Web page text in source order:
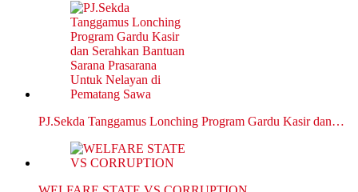
PJ.Sekda Tanggamus Lonching Program Gardu Kasir dan…